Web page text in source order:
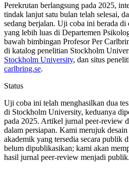
Perekrutan berlangsung pada 2025,
tindak lanjut satu bulan telah selesai,
sedang berjalan. Uji coba ini berada di
yang lebih luas di Departemen
bawah bimbingan Profesor Per
di katalog penelitian Stockholm
Stockholm University, dan situs
carlbring.se.
Status
Uji coba ini telah menghasilkan dua
di Stockholm University, keduanya
pada 2025. Artikel jurnal peer-review
dalam persiapan. Kami merujuk
akademik yang tersedia secara publik
belum dipublikasikan; kami akan
hasil jurnal peer-review menjadi publik.